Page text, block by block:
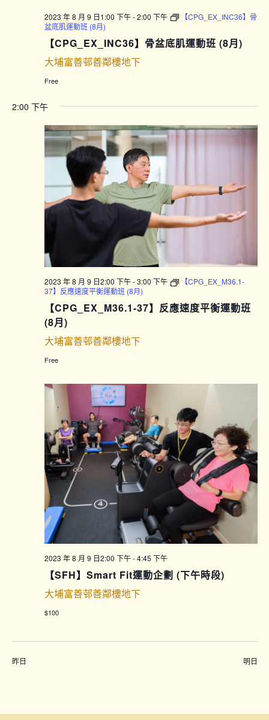
2023 年 8 月 9 日1:00 下午-2:00 下午
【CPG_EX_INC36】骨
盆底肌運動班 (8月)
【CPG_EX_INC36】骨盆底肌運動班 (8月)
大埔富善邨善鄰樓地下
Free
2:00 下午
2023 年 8 月 9 日2:00 下午-3:00 下午
【CPG_EX_M36.1-
37】反應速度平衡運動班 (8月)
【CPG_EX_M36.1-37】反應速度平衡運動班
(8月)
大埔富善邨善鄰樓地下
Free
2023 年 8 月 9 日2:00 下午-4:45 下午
【SFH】Smart Fit運動企劃 (下午時段)
大埔富善邨善鄰樓地下
$100
昨日 明日